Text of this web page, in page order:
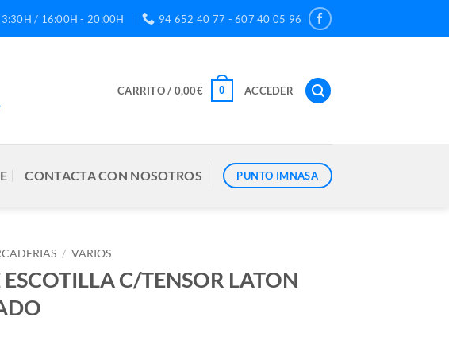
/ 16:00H - 20:00H 94 652 40 77 - 607 40 05 96
CARRITO / 0,00€ 0 ACCEDER
CONTACTA CON NOSOTROS PUNTO IMNASA
/ VARIOS
ESCOTILLA C/TENSOR LATON